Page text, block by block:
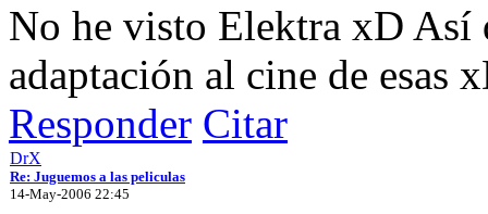
No he visto Elektra xD Así
adaptación al cine de esas
Responder Citar
DrX
Re: Juguemos a las peliculas
14-May-2006 22:45